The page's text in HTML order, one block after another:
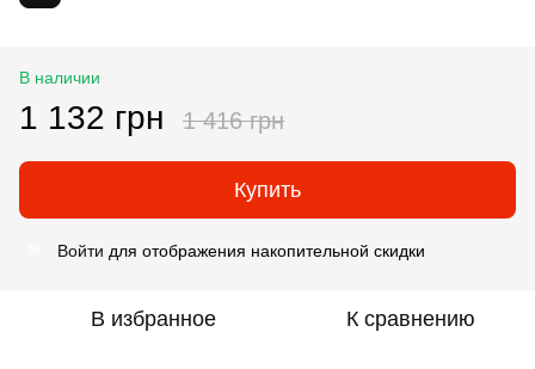
В наличии
1 132 грн 1 416 грн
Купить
Войти для отображения накопительной скидки
В избранное К сравнению